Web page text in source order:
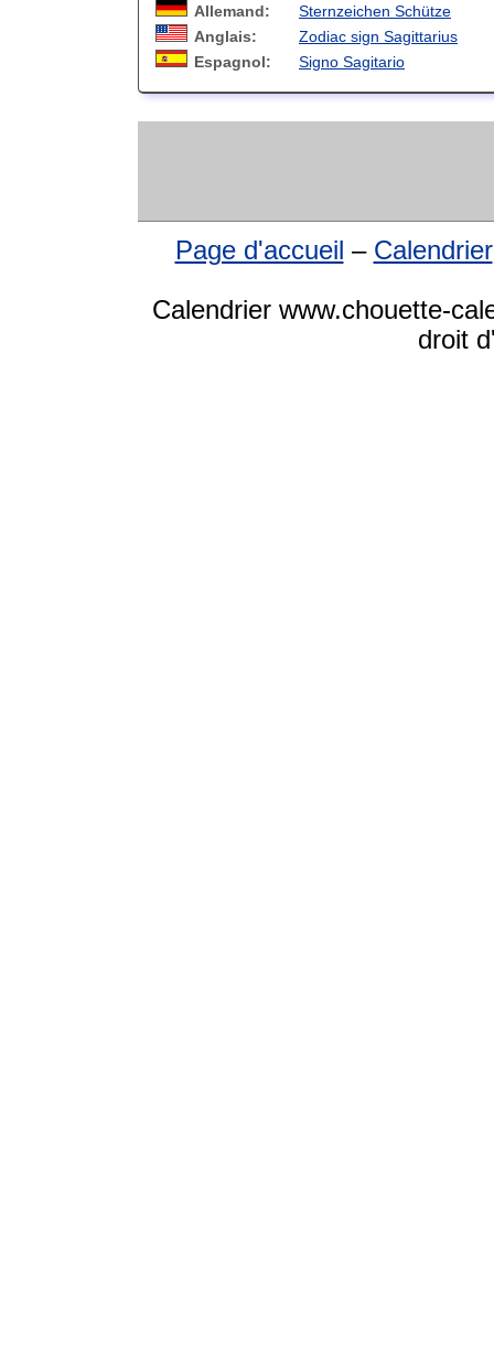
Allemand:
Sternzeichen Schütze
Anglais:
Zodiac sign Sagittarius
Espagnol:
Signo Sagitario
Page d'accueil – Calendrier
Calendrier www.chouette-
droit